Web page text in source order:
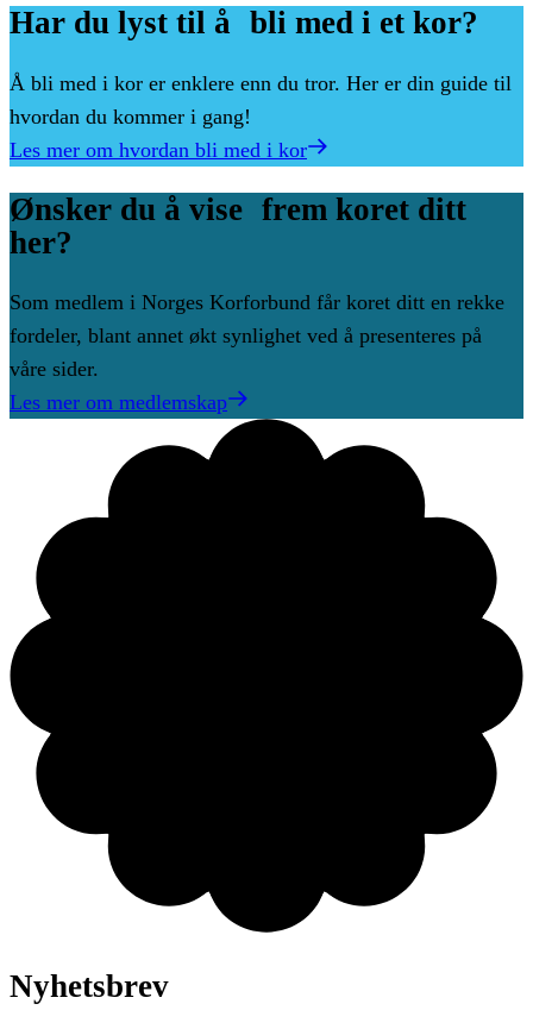
Har du lyst til å bli med i et kor?
Å bli med i kor er enklere enn du tror. Her er din guide til
hvordan du kommer i gang!
Les mer om hvordan bli med i kor
Ønsker du å vise frem koret ditt
her?
Som medlem i Norges Korforbund får koret ditt en rekke
fordeler, blant annet økt synlighet ved å presenteres på
våre sider.
Les mer om medlemskap
Nyhetsbrev